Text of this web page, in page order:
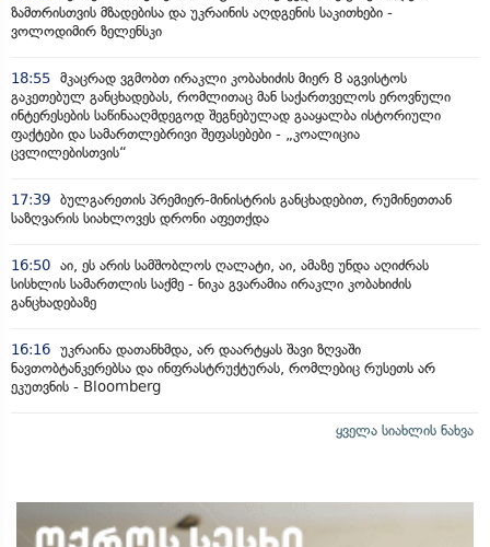
ზამთრისთვის მზადებისა და უკრაინის აღდგენის საკითხები -
ვოლოდიმირ ზელენსკი
18:55 მკაცრად ვგმობთ ირაკლი კობახიძის მიერ 8 აგვისტოს
გაკეთებულ განცხადებას, რომლითაც მან საქართველოს ეროვნული
ინტერესების საწინააღმდეგოდ შეგნებულად გააყალბა ისტორიული
ფაქტები და სამართლებრივი შეფასებები - „კოალიცია
ცვლილებისთვის“
17:39 ბულგარეთის პრემიერ-მინისტრის განცხადებით, რუმინეთთან
საზღვარის სიახლოვეს დრონი აფეთქდა
16:50 აი, ეს არის სამშობლოს ღალატი, აი, ამაზე უნდა აღიძრას
სისხლის სამართლის საქმე - ნიკა გვარამია ირაკლი კობახიძის
განცხადებაზე
16:16 უკრაინა დათანხმდა, არ დაარტყას შავი ზღვაში
ნავთობტანკერებსა და ინფრასტრუქტურას, რომლებიც რუსეთს არ
ეკუთვნის - Bloomberg
ყველა სიახლის ნახვა